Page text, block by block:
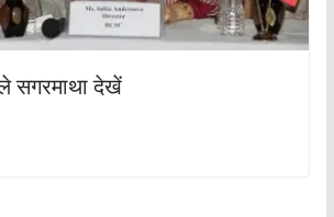
सगरमाथा देखें